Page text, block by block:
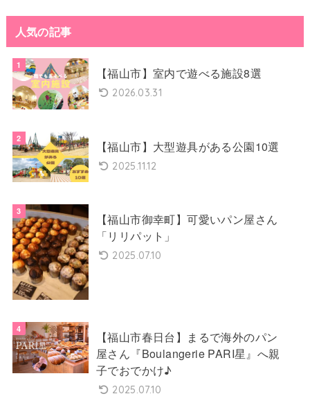
人気の記事
【福山市】室内で遊べる施設8選
2026.03.31
【福山市】大型遊具がある公園10選
2025.11.12
【福山市御幸町】可愛いパン屋さん
「リリパット」
2025.07.10
【福山市春日台】まるで海外のパン
屋さん『Boulangerie PARI星』へ親
子でおでかけ♪
2025.07.10